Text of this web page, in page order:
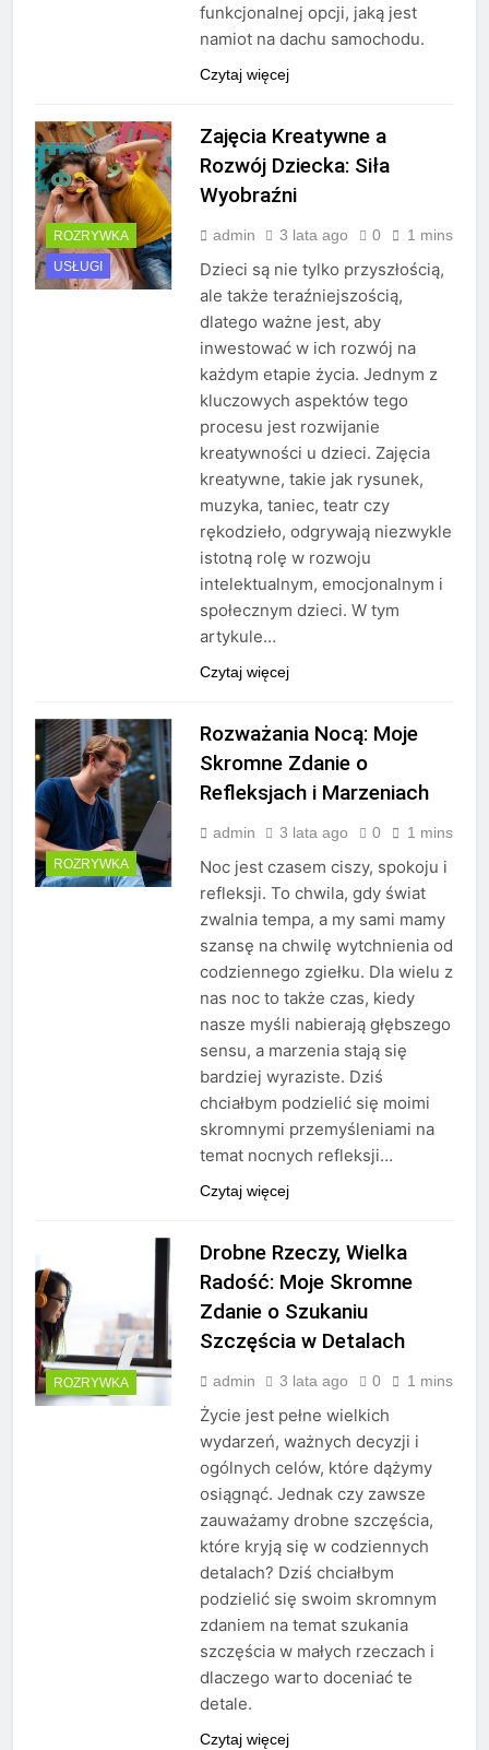
funkcjonalnej opcji, jaką jest
namiot na dachu samochodu.
Czytaj więcej
ROZRYWKA
USŁUGI
Zajęcia Kreatywne a
Rozwój Dziecka: Siła
Wyobraźni
admin 3 lata ago 0 1 mins
Dzieci są nie tylko przyszłością,
ale także teraźniejszością,
dlatego ważne jest, aby
inwestować w ich rozwój na
każdym etapie życia. Jednym z
kluczowych aspektów tego
procesu jest rozwijanie
kreatywności u dzieci. Zajęcia
kreatywne, takie jak rysunek,
muzyka, taniec, teatr czy
rękodzieło, odgrywają niezwykle
istotną rolę w rozwoju
intelektualnym, emocjonalnym i
społecznym dzieci. W tym
artykule…
Czytaj więcej
ROZRYWKA
Rozważania Nocą: Moje
Skromne Zdanie o
Refleksjach i Marzeniach
admin 3 lata ago 0 1 mins
Noc jest czasem ciszy, spokoju i
refleksji. To chwila, gdy świat
zwalnia tempa, a my sami mamy
szansę na chwilę wytchnienia od
codziennego zgiełku. Dla wielu z
nas noc to także czas, kiedy
nasze myśli nabierają głębszego
sensu, a marzenia stają się
bardziej wyraziste. Dziś
chciałbym podzielić się moimi
skromnymi przemyśleniami na
temat nocnych refleksji…
Czytaj więcej
ROZRYWKA
Drobne Rzeczy, Wielka
Radość: Moje Skromne
Zdanie o Szukaniu
Szczęścia w Detalach
admin 3 lata ago 0 1 mins
Życie jest pełne wielkich
wydarzeń, ważnych decyzji i
ogólnych celów, które dążymy
osiągnąć. Jednak czy zawsze
zauważamy drobne szczęścia,
które kryją się w codziennych
detalach? Dziś chciałbym
podzielić się swoim skromnym
zdaniem na temat szukania
szczęścia w małych rzeczach i
dlaczego warto doceniać te
detale.
Czytaj więcej